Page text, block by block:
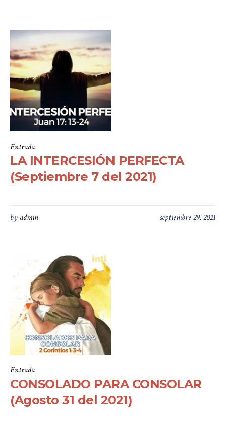
Entrada
LA INTERCESIÓN PERFECTA
(Septiembre 7 del 2021)
septiembre 29, 2021
by admin
Entrada
CONSOLADO PARA CONSOLAR
(Agosto 31 del 2021)